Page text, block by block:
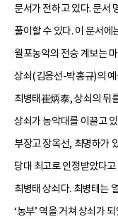
문서가 전하고 있다. 문서
풀이할 수 있다. 이 문서에
월포농악의 전승 계보는
상쇠(김응선-박홍규)의 예
최병태崔炳泰, 상쇠의 뒤
상쇠가 농악대를 이끌고
부장고 장옥선, 최명하가
당대 최고로 인정받았다
최병태 상쇠다. 최병태는
‘농부’ 역을 거쳐 상쇠가